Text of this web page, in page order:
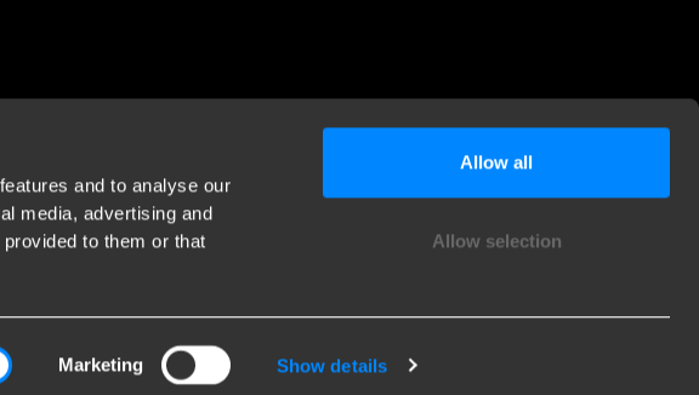
and to analyse our
media, advertising and
to them or that
Marketing Show details
Allow all
Allow selection